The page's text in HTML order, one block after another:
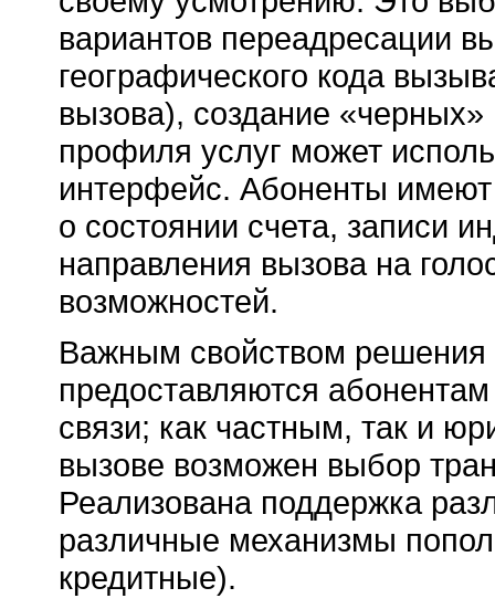
вариантов переадресации
географического кода
вызова), создание
профиля услуг может
интерфейс. Абоненты
о состоянии счета, записи
направления вызова на
возможностей.
Важным свойством решения
предоставляются
связи; как частным, так и
вызове возможен выбор
Реализована поддержка
различные механизмы
кредитные).